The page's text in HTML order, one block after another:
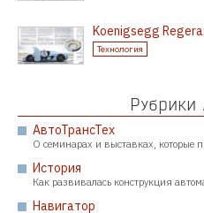
Koenigsegg
Технология
АвтоТрансТех
О семинарах и выставках, которые
История
Как развивалась конструкция
Навигатор